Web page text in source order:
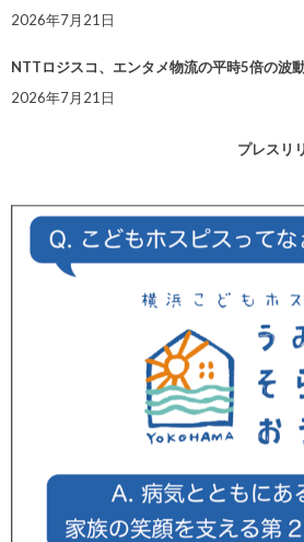
2026年7月21日
NTTロジスコ、エンタメ物流の平時5倍の波
2026年7月21日
プレスリ